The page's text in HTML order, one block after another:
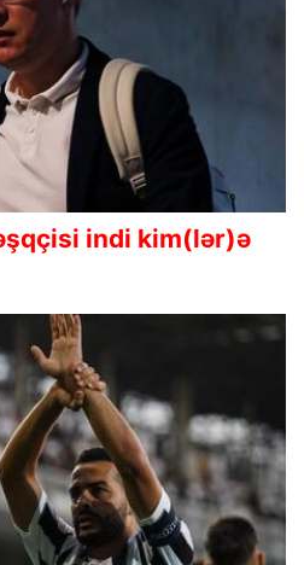
indi kim(lər)ə